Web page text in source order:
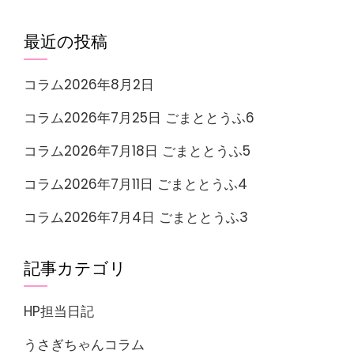
最近の投稿
コラム2026年8月2日
コラム2026年7月25日 ごまととうふ6
コラム2026年7月18日 ごまととうふ5
コラム2026年7月11日 ごまととうふ4
コラム2026年7月4日 ごまととうふ3
記事カテゴリ
HP担当日記
うさぎちゃんコラム